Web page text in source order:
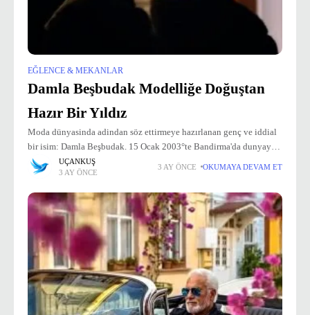
EĞLENCE & MEKANLAR
Damla Beşbudak Modelliğe Doğuştan
Hazır Bir Yıldız
Moda dünyasinda adindan söz ettirmeye hazırlanan genç ve iddial
bir isim: Damla Beşbudak. 15 Ocak 2003°te Bandirma'da dunyaya
gelen Damla, ailenin tek çocuğu olarak büyudü. Turizm ve
Otelcilik mezunudur. Su
UÇANKUŞ
3 AY ÖNCE
3 AY ÖNCE OKUMAYA DEVAM ET